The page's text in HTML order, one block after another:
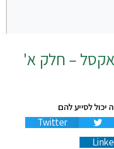
– חלק א'
לסייע להם
Twitter